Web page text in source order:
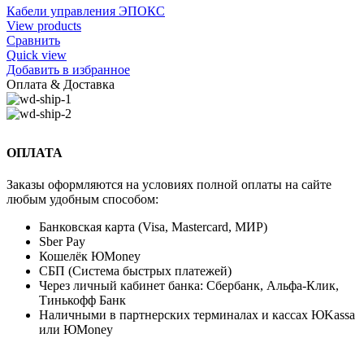
Кабели управления ЭПОКС
View products
Сравнить
Quick view
Добавить в избранное
Оплата & Доставка
ОПЛАТА
Заказы оформляются на условиях полной оплаты на сайте
любым удобным способом:
Банковская карта (Visa, Mastercard, МИР)
Sber Pay
Кошелёк ЮMoney
СБП (Система быстрых платежей)
Через личный кабинет банка: Сбербанк, Альфа-Клик,
Тинькофф Банк
Наличными в партнерских терминалах и кассах ЮKassa
или ЮMoney